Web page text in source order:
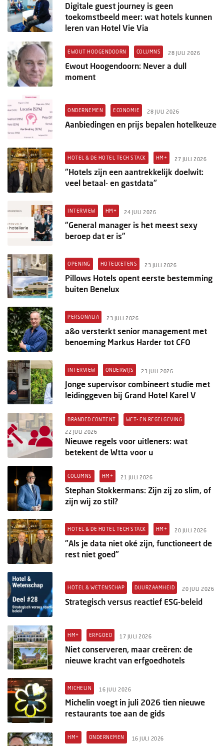
Digitale guest journey is geen
toekomstbeeld meer: wat hotels kunnen
leren van Hotel Vie Via
EWOUT HOOGENDOORN COLUMNS 28 JULI 2026
Ewout Hoogendoorn: Never a dull
moment
ONDERNEMEN ECONOMIE 28 JULI 2026
Aanbiedingen en prijs bepalen hotelkeuze
HOTEL & DE HOTEL TECH STACK HM+ 27 JULI 2026
"Hotels zijn een aantrekkelijk doelwit:
veel betaal- en gastdata"
INTERVIEW HM+ 24 JULI 2026
“General manager is het meest sexy
beroep dat er is”
OPENING HOTELKETENS 23 JULI 2026
Pillows Hotels opent eerste bestemming
buiten Benelux
PERSONALIA 23 JULI 2026
a&o versterkt senior management met
benoeming Markus Harder tot CFO
INTERVIEW ONDERWIJS 23 JULI 2026
Jonge supervisor combineert studie met
leidinggeven bij Grand Hotel Karel V
BRANDED CONTENT WET- EN REGELGEVING
22 JULI 2026
Nieuwe regels voor uitleners: wat
betekent de Wtta voor u
COLUMNS HM+ 21 JULI 2026
Stephan Stokkermans: Zijn zij zo slim, of
zijn wij zo stil?
HOTEL & DE HOTEL TECH STACK HM+ 20 JULI 2026
"Als je data niet oké zijn, functioneert de
rest niet goed"
HOTEL & WETENSCHAP DUURZAAMHEID 20 JULI 2026
Strategisch versus reactief ESG-beleid
HM+ ERFGOED 17 JULI 2026
Niet conserveren, maar creëren: de
nieuwe kracht van erfgoedhotels
MICHELIN 16 JULI 2026
Michelin voegt in juli 2026 tien nieuwe
restaurants toe aan de gids
HM+ ONDERNEMEN 16 JULI 2026